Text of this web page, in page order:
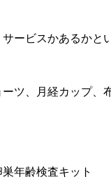
ービスかあるかと
ツ、月経カップ、
年齢検査キット